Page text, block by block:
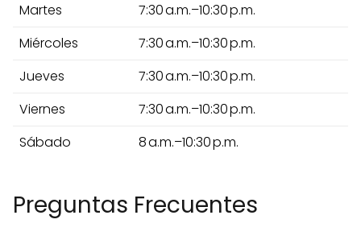
Martes
7:30 a.m.–10:30 p.m.
Miércoles
7:30 a.m.–10:30 p.m.
Jueves
7:30 a.m.–10:30 p.m.
Viernes
7:30 a.m.–10:30 p.m.
Sábado
8 a.m.–10:30 p.m.
Preguntas Frecuentes